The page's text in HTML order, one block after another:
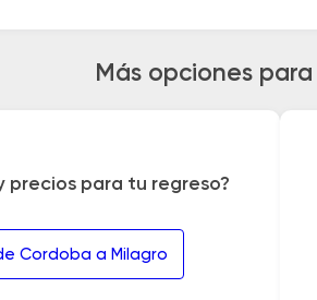
Más opciones
precios para tu regreso?
Cordoba a Milagro